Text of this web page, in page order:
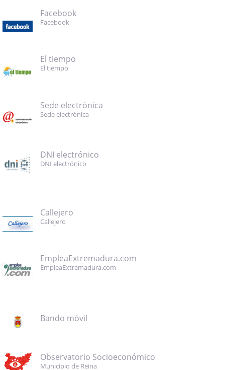
Facebook
Facebook
El tiempo
El tiempo
Sede electrónica
Sede electrónica
DNI electrónico
DNI electrónico
Callejero
Callejero
EmpleaExtremadura.com
EmpleaExtremadura.com
Bando móvil
Observatorio Socioeconómico
Municipio de Reina